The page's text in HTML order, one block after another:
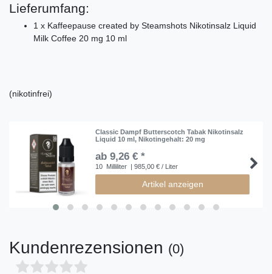
Lieferumfang:
1 x Kaffeepause created by Steamshots Nikotinsalz Liquid
Milk Coffee 20 mg 10 ml
(nikotinfrei)
Classic Dampf Butterscotch Tabak Nikotinsalz
Liquid 10 ml, Nikotingehalt: 20 mg
ab 9,26 € *
10 Milliliter | 985,00 € / Liter
Artikel anzeigen
Kundenrezensionen (0)